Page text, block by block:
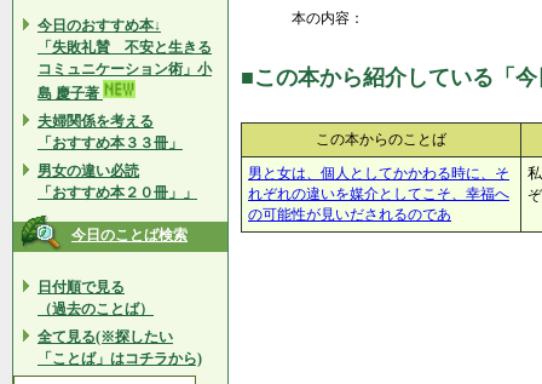
今日のおすすめ本↓
「失敗礼賛 不安と生きる
コミュニケーション術」小
島 慶子著
夫婦関係を考える
「おすすめ本３３冊」
男女の違い必読
「おすすめ本２０冊」」
今日のことば検索
日付順で見る
（過去のことば）
全て見る(※探したい
「ことば」はコチラから)
本の内容：
■この本から紹介している「
この本からのことば
男と女は、個人としてかかわる時に、そ
れぞれの違いを媒介としてこそ、幸福へ
の可能性が見いだされるのであ